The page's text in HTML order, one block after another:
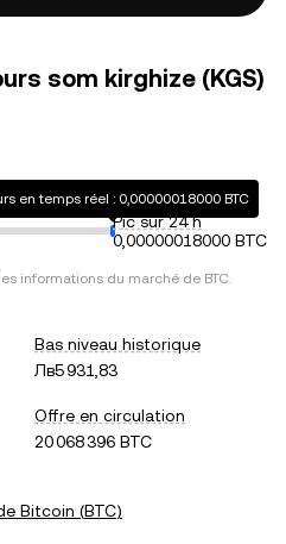
som kirghize (KGS)
en temps réel : 0,00000018000 BTC
Pic sur 24 h
0,00000018000 BTC
informations du marché de BTC.
Bas niveau historique
Лв5 931,83
Offre en circulation
20 068 396 BTC
Bitcoin (BTC)